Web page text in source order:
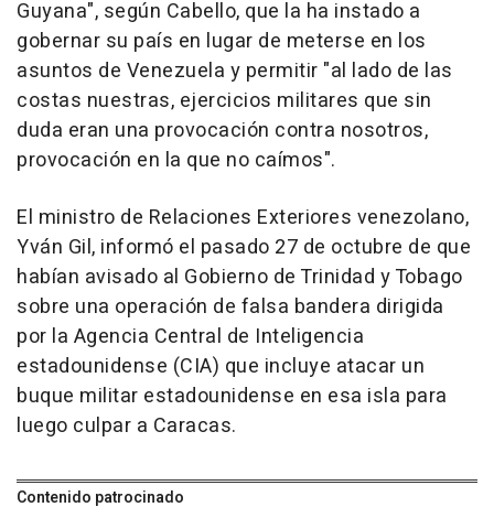
Guyana", según Cabello, que la ha instado a
gobernar su país en lugar de meterse en los
asuntos de Venezuela y permitir "al lado de las
costas nuestras, ejercicios militares que sin
duda eran una provocación contra nosotros,
provocación en la que no caímos".
El ministro de Relaciones Exteriores venezolano,
Yván Gil, informó el pasado 27 de octubre de que
habían avisado al Gobierno de Trinidad y Tobago
sobre una operación de falsa bandera dirigida
por la Agencia Central de Inteligencia
estadounidense (CIA) que incluye atacar un
buque militar estadounidense en esa isla para
luego culpar a Caracas.
Contenido patrocinado